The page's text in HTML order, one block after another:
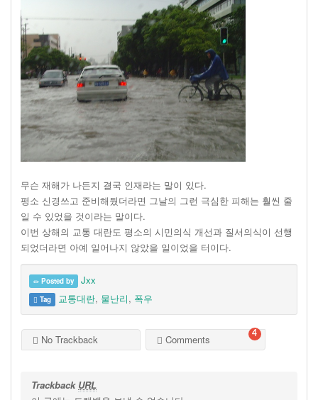
무슨 재해가 나든지 결국 인재라는 말이 있다.
평소 신경쓰고 준비해뒀더라면 그날의 그런 극심한 피해는 훨씬 줄
일 수 있었을 것이라는 말이다.
이번 상해의 교통 대란도 평소의 시민의식 개선과 질서의식이 선행
되었더라면 아예 일어나지 않았을 일이었을 터이다.
Posted by Jxx
Tag 교통대란, 물난리, 폭우
No Trackback Comments 4
Trackback URL